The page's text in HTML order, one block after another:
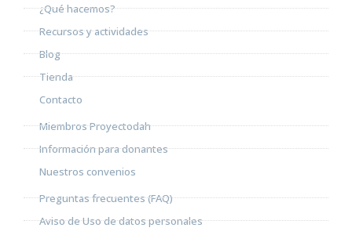
¿Qué hacemos?
Recursos y actividades
Blog
Tienda
Contacto
Miembros Proyectodah
Información para donantes
Nuestros convenios
Preguntas frecuentes (FAQ)
Aviso de Uso de datos personales